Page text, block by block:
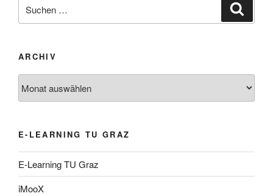
nach:
ARCHIV
E-LEARNING TU GRAZ
E-Learning TU Graz
iMooX